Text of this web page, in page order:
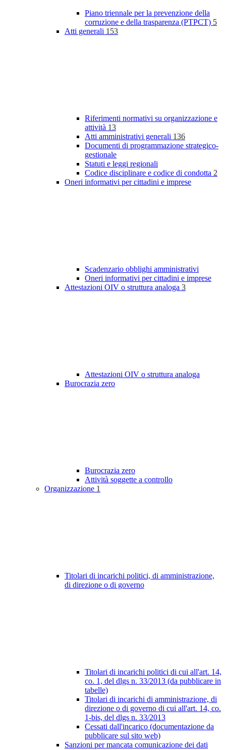
Piano triennale per la prevenzione della
corruzione e della trasparenza (PTPCT) 5
Atti generali 153
Riferimenti normativi su organizzazione e
attività 13
Atti amministrativi generali 136
Documenti di programmazione strategico-
gestionale
Statuti e leggi regionali
Codice disciplinare e codice di condotta 2
Oneri informativi per cittadini e imprese
Scadenzario obblighi amministrativi
Oneri informativi per cittadini e imprese
Attestazioni OIV o struttura analoga 3
Attestazioni OIV o struttura analoga
Burocrazia zero
Burocrazia zero
Attività soggette a controllo
Organizzazione 1
Titolari di incarichi politici, di amministrazione,
di direzione o di governo
Titolari di incarichi politici di cui all'art. 14,
co. 1, del dlgs n. 33/2013 (da pubblicare in
tabelle)
Titolari di incarichi di amministrazione, di
direzione o di governo di cui all'art. 14, co.
1-bis, del dlgs n. 33/2013
Cessati dall'incarico (documentazione da
pubblicare sul sito web)
Sanzioni per mancata comunicazione dei dati